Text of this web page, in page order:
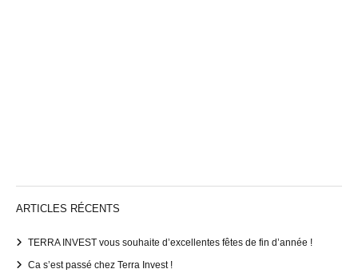
ARTICLES RÉCENTS
TERRA INVEST vous souhaite d’excellentes fêtes de fin d’année !
Ca s’est passé chez Terra Invest !